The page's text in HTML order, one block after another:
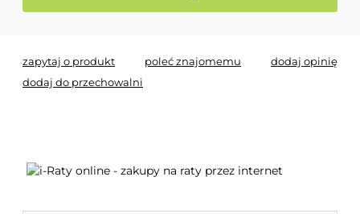
zapytaj o produkt poleć znajomemu
dodaj opinię
dodaj do przechowalni